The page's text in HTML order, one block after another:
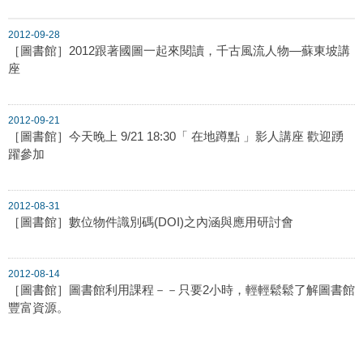
2012-09-28
［圖書館］2012跟著國圖一起來閱讀，千古風流人物—蘇東坡講
座
2012-09-21
［圖書館］今天晚上 9/21 18:30「 在地蹲點 」影人講座 歡迎踴
躍參加
2012-08-31
［圖書館］數位物件識別碼(DOI)之內涵與應用研討會
2012-08-14
［圖書館］圖書館利用課程－－只要2小時，輕輕鬆鬆了解圖書館
豐富資源。